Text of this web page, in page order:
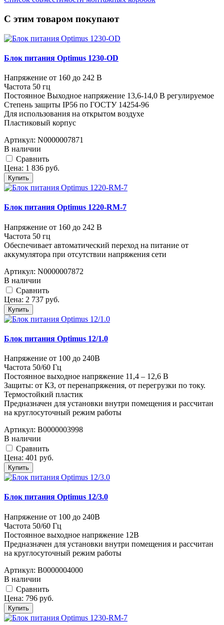
C этим товаром покупают
Блок питания Optimus 1230-OD
Напряжение от 160 до 242 В
Частота 50 гц
Постоянное Выходное напряжение 13,6-14,0 В регулируемое
Степень защиты IP56 по ГОСТУ 14254-96
Для использования на открытом воздухе
Пластиковый корпус
Артикул: N0000007871
В наличии
Cравнить
Цена: 1 836 руб.
Купить
Блок питания Optimus 1220-RM-7
Напряжение от 160 до 242 В
Частота 50 гц
Обеспечивает автоматический переход на питание от
аккумулятора при отсутствии напряжения сети
Артикул: N0000007872
В наличии
Cравнить
Цена: 2 737 руб.
Купить
Блок питания Optimus 12/1.0
Напряжение от 100 до 240В
Частота 50/60 Гц
Постоянное выходное напряжение 11,4 – 12,6 В
Защиты: от КЗ, от перенапряжения, от перегрузки по току.
Термостойкий пластик
Предназначен для установки внутри помещения и рассчитан
на круглосуточный режим работы
Артикул: В0000003998
В наличии
Cравнить
Цена: 401 руб.
Купить
Блок питания Optimus 12/3.0
Напряжение от 100 до 240В
Частота 50/60 Гц
Постоянное выходное напряжение 12В
Предназначен для установки внутри помещения и рассчитан
на круглосуточный режим работы
Артикул: В0000004000
В наличии
Cравнить
Цена: 796 руб.
Купить